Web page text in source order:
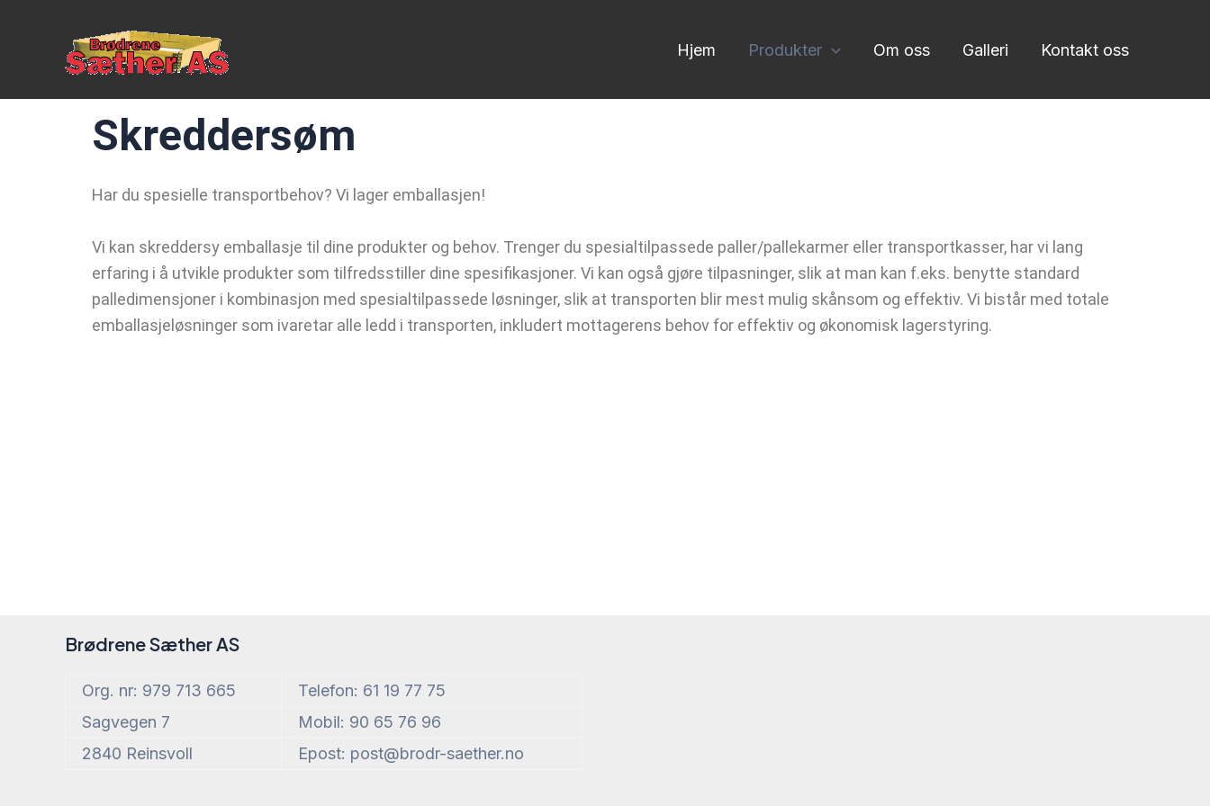
Hjem Produkter Om oss Galleri Kontakt oss
Skreddersøm
Har du spesielle transportbehov? Vi lager emballasjen!
Vi kan skreddersy emballasje til dine produkter og behov. Trenger du spesialtilpassede paller/pallekarmer eller transportkasser, har vi lang
erfaring i å utvikle produkter som tilfredsstiller dine spesifikasjoner. Vi kan også gjøre tilpasninger, slik at man kan f.eks. benytte standard
palledimensjoner i kombinasjon med spesialtilpassede løsninger, slik at transporten blir mest mulig skånsom og effektiv. Vi bistår med totale
emballasjeløsninger som ivaretar alle ledd i transporten, inkludert mottagerens behov for effektiv og økonomisk lagerstyring.
Brødrene Sæther AS
Org. nr: 979 713 665
Telefon: 61 19 77 75
Sagvegen 7
Mobil: 90 65 76 96
2840 Reinsvoll
Epost: post@brodr-saether.no